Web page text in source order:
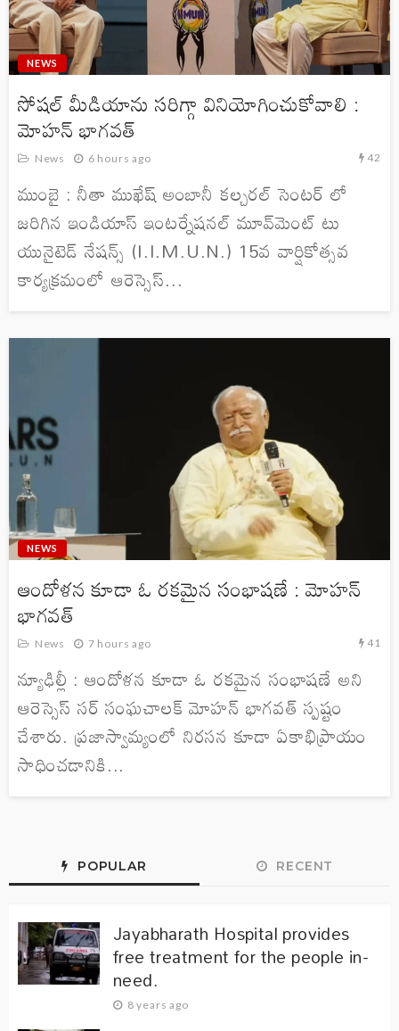
NEWS
సోషల్ మీడియాను సరిగ్గా వినియోగించుకోవాలి :
మోహన్ భాగవత్
News 6 hours ago 42
ముంబై : నీతా ముఖేష్ అంబానీ కల్చరల్ సెంటర్ లో
జరిగిన ఇండియాస్ ఇంటర్నేషనల్ మూవ్‌మెంట్ టు
యునైటెడ్ నేషన్స్ (I.I.M.U.N.) 15వ వార్షికోత్సవ
కార్యక్రమంలో ఆరెస్సెస్...
NEWS
ఆందోళన కూడా ఓ రకమైన సంభాషణే : మోహన్
భాగవత్
News 7 hours ago 41
న్యూఢిల్లీ : ఆందోళన కూడా ఓ రకమైన సంభాషణే అని
ఆరెస్సెస్ సర్ సంఘచాలక్ మోహన్ భాగవత్ స్పష్టం
చేశారు. ప్రజాస్వామ్యంలో నిరసన కూడా ఏకాభిప్రాయం
సాధించడానికి...
POPULAR RECENT
Jayabharath Hospital provides
free treatment for the people in-
need.
8 years ago